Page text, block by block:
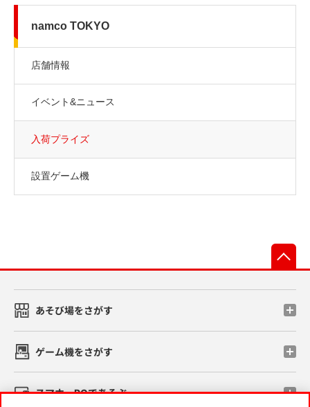
namco TOKYO
店舗情報
イベント&ニュース
入荷プライズ
設置ゲーム機
あそび場をさがす
ゲーム機をさがす
スマホ・PCであそぶ